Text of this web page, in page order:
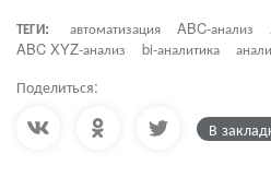
ТЕГИ: автоматизация ABC-анализ
ABC XYZ-анализ
bi-аналитика
Поделиться:
В